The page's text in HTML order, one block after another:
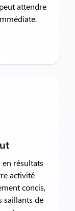
attendre
résultats
activité
concis,
saillants de